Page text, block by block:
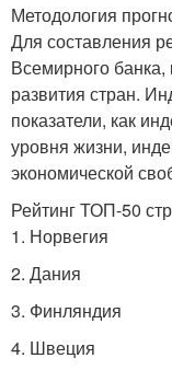
Методология
Для составления
Всемирного банка,
развития стран.
показатели, как
уровня жизни,
экономической
Рейтинг ТОП-50
1. Норвегия
2. Дания
3. Финляндия
4. Швеция